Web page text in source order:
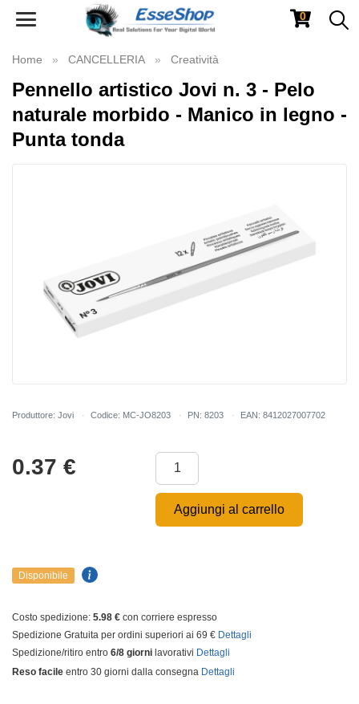
Toggle
0
Home CANCELLERIA Creatività
Pennello artistico Jovi n. 3 - Pelo
naturale morbido - Manico in legno -
Punta tonda
Produttore: Jovi Codice: MC-JO8203 PN: 8203 EAN: 8412027007702
0.37 €
Aggiungi al carrello
Disponibile
Costo spedizione: 5.98 € con corriere espresso
Spedizione Gratuita per ordini superiori ai 69 € Dettagli
Spedizione/ritiro entro 6/8 giorni lavorativi Dettagli
Reso facile entro 30 giorni dalla consegna Dettagli